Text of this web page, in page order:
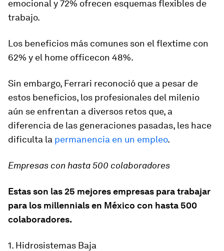
emocional y 72% ofrecen esquemas flexibles de
trabajo.
Los beneficios más comunes son el flextime con
62% y el home officecon 48%.
Sin embargo, Ferrari reconoció que a pesar de
estos beneficios, los profesionales del milenio
aún se enfrentan a diversos retos que, a
diferencia de las generaciones pasadas, les hace
dificulta la permanencia en un empleo.
Empresas con hasta 500 colaboradores
Estas son las 25 mejores empresas para trabajar
para los millennials en México con hasta 500
colaboradores.
1. Hidrosistemas Baja